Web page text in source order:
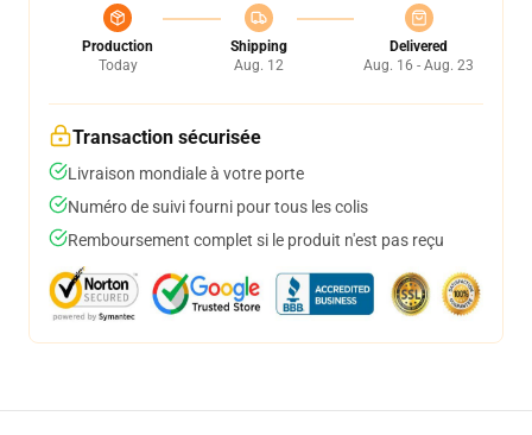
Production
Today
Shipping
Aug. 12
Delivered
Aug. 16 - Aug. 23
Transaction sécurisée
Livraison mondiale à votre porte
Numéro de suivi fourni pour tous les colis
Remboursement complet si le produit n'est pas reçu